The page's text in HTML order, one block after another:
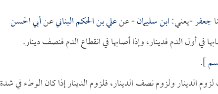
جعفر-يعني:ابن سليمان- عنعلي بن الحكم البنانيعنأبي الحسن
في أول الدم فدينار، وإذا أصابها في انقطاع الدم فنصف دينار.
].
الدينار ولزوم نصف الدينار، فلزوم الدينار إذا كان الوطء في شدة